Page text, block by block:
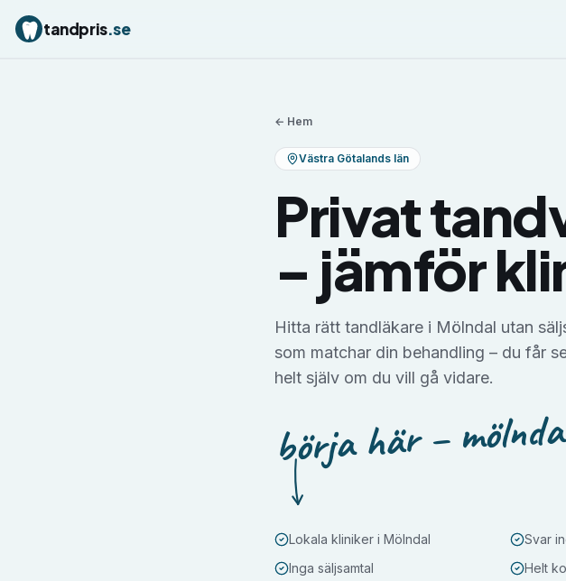
tandpris.se
← Hem
Västra Götalands län
Privat
– jämför
Hitta rätt tandläkare i Mölndal utan
som matchar din behandling – du får
helt själv om du vill gå vidare.
börja här –
Lokala kliniker i Mölndal
Svar
Inga säljsamtal
Helt